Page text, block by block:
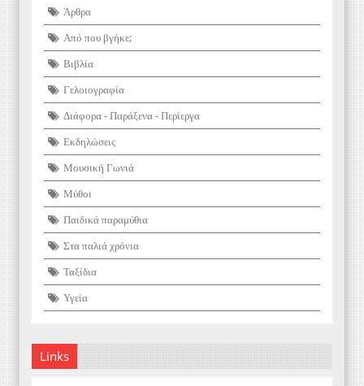
Άρθρα
Από που βγήκε;
Βιβλία
Γελοιογραφία
Διάφορα - Παράξενα - Περίεργα
Εκδηλώσεις
Μουσική Γωνιά
Μύθοι
Παιδικά παραμύθια
Στα παλιά χρόνια
Ταξίδια
Υγεία
Links